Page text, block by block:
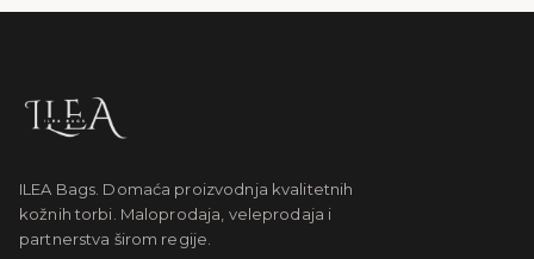
ILEA Bags. Domaća proizvodnja kvalitetnih
kožnih torbi. Maloprodaja, veleprodaja i
partnerstva širom regije.